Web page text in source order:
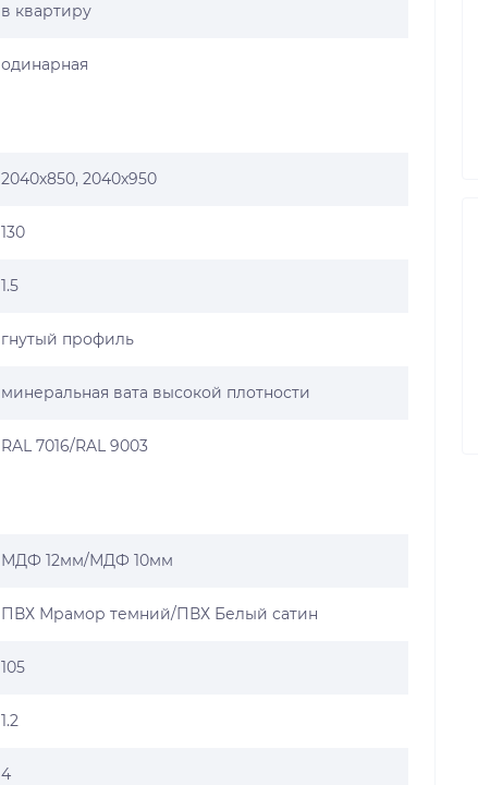
в квартиру
одинарная
2040х850, 2040х950
130
1.5
гнутый профиль
минеральная вата высокой плотности
RAL 7016/RAL 9003
МДФ 12мм/МДФ 10мм
ПВХ Мрамор темний/ПВХ Белый сатин
105
1.2
4